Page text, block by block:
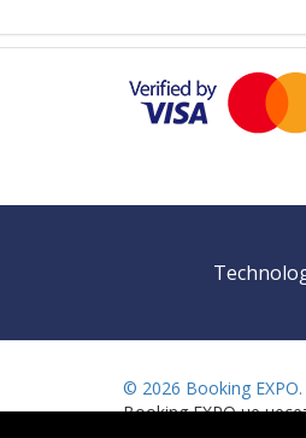
© 2026 Booking
Booking EXPO не